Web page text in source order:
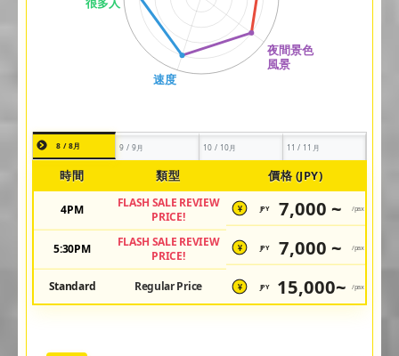
8 / 8月 9 / 9月 10 / 10月 11 / 11月
時間 類型 價格 (JPY)
4PM
FLASH SALE REVIEW
PRICE!
¥ JPY 7,000 ~ /pax
5:30PM
FLASH SALE REVIEW
PRICE!
¥ JPY 7,000 ~ /pax
Standard Regular Price ¥ JPY 15,000~ /pax